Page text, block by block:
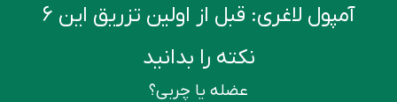
آمپول لاغری: قبل از اولین تزریق این ۶
نکته را بدانید
عضله یا چربی؟